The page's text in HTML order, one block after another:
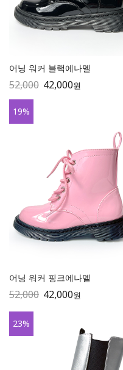
어닝 워커 블랙에나멜
52,000 42,000원
19%
어닝 워커 핑크에나멜
52,000 42,000원
23%